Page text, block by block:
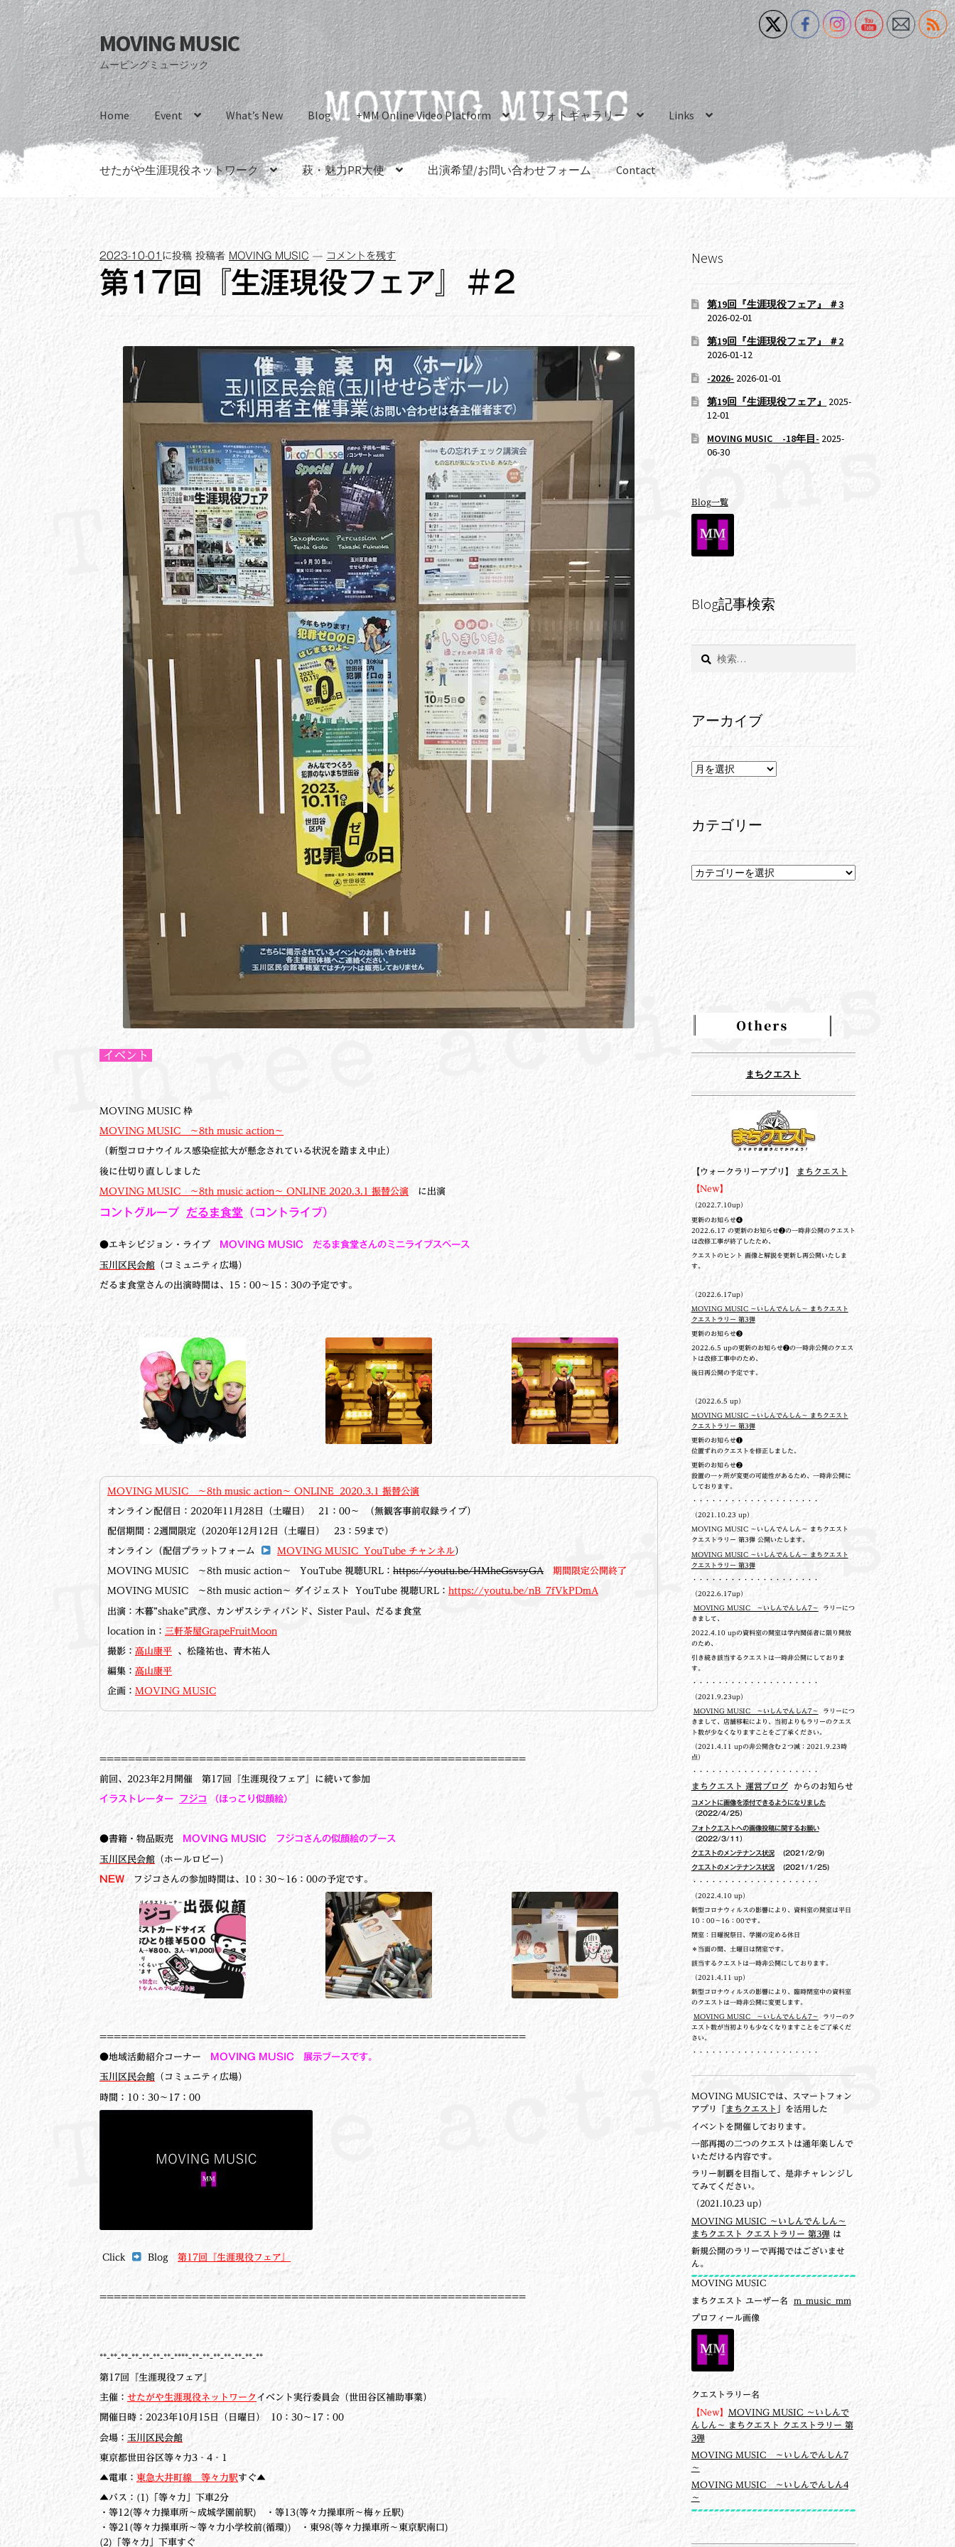
ナ
ビ
ゲ
ー
シ
ョ
ン
ス
コ
ン
テ
ン
ツ
へ
ス
ッ
MOVING MUSIC
ムービングミュージック
Home Event What’s New Blog +MM Online Video Platform フォトギャラリー Links
せたがや生涯現役ネットワーク 萩・魅力PR大使 出演希望/お問い合わせフォーム Contact
2023-10-01 に投稿 投稿者 MOVING MUSIC — コメントを残す
第17回『生涯現役フェア』＃2
イベント
MOVING MUSIC 枠
MOVING MUSIC ～8th music action～
（新型コロナウイルス感染症拡大が懸念されている状況を踏まえ中止）
後に仕切り直ししました
MOVING MUSIC ～8th music action～ ONLINE 2020.3.1 振替公演 に出演
コントグループ だるま食堂 （コントライブ）
●エキシビジョン・ライブ MOVING MUSIC だるま食堂さんのミニライブスペース
玉川区民会館 （ コミュニティ広場）
だるま食堂さんの出演時間は、15：00～15：30の予定です。
MOVING MUSIC ～8th music action～ ONLINE 2020.3.1 振替公演
オンライン配信日：2020年11月28日（土曜日） 21：00～ （無観客事前収録ライブ）
配信期間：2週間限定（2020年12月12日（土曜日） 23：59まで）
オンライン（配信プラットフォーム MOVING MUSIC YouTube チャンネル）
MOVING MUSIC ～8th music action～ YouTube 視聴URL：https://youtu.be/HMheGsvsyGA 期間限定公開終了
MOVING MUSIC ～8th music action～ ダイジェスト YouTube 視聴URL：https://youtu.be/nB_7fVkPDmA
出演：木暮”shake”武彦、カンザスシティバンド、Sister Paul、だるま食堂
ⅼocation in： 三軒茶屋GrapeFruitMoon
撮影：高山康平 、松隆祐也、青木祐人
編集：高山康平
企画：MOVING MUSIC
============================================================
前回、2023年2月開催 第17回『生涯現役フェア』に続いて参加
イラストレーター フジコ （ほっこり似顔絵）
●書籍・物品販売 MOVING MUSIC フジコさんの似顔絵のブース
玉川区民会館 （ホールロビー）
NEW フジコさんの参加時間は、10：30～16：00の予定です。
============================================================
●地域活動紹介コーナー MOVING MUSIC 展示ブースです。
玉川区民会館 （コミュニティ広場）
時間：10：30～17：00
Click Blog第17回『生涯現役フェア』
============================================================
**-**-**-**-**-**-**-****-**-**-**-**-**-**-**
第17回『生涯現役フェア』
主催：せたがや生涯現役ネットワーク イベント実行委員会（世田谷区補助事業）
開催日時：2023年10月15日（日曜日） 10：30～17：00
会場： 玉川区民会館
東京都世田谷区等々力3‐4‐1
▲電車：東急大井町線 等々力駅すぐ▲
▲バス：(1)「等々力」下車2分
・等12(等々力操車所～成城学園前駅) ・等13(等々力操車所～梅ヶ丘駅)
・等21(等々力操車所～等々力小学校前(循環)) ・東98(等々力操車所～東京駅南口)
(2)「等々力」下車すぐ
News
第19回『生涯現役フェア』 ＃3
2026-02-01
第19回『生涯現役フェア』 ＃2
2026-01-12
-2026- 2026-01-01
第19回『生涯現役フェア』
2025-
12-01
MOVING MUSIC -18年目- 2025-
06-30
Blog一覧
Blog記事検索
アーカイブ
ア
ブ
カテゴリー
カ
ー
まちクエスト
【ウォークラリーアプリ】 まちクエスト
【New】
（2022.7.10up）
更新のお知らせ❹
2022.6.17 の更新のお知らせ❷の一時非公開のクエスト
は改修工事が終了したため、
クエストのヒント 画像と解説を更新し再公開いたしま
す。
（2022.6.17up）
MOVING MUSIC ～いしんでんしん～ まちクエスト
クエストラリー 第3弾
更新のお知らせ❸
2022.6.5 upの更新のお知らせ❷の一時非公開のクエス
トは改修工事中のため、
後日再公開の予定です。
（2022.6.5 up）
MOVING MUSIC ～いしんでんしん～ まちクエスト
クエストラリー 第3弾
更新のお知らせ❶
位置ずれのクエストを修正しました。
更新のお知らせ❷
設置の一ヶ所が変更の可能性があるため、一時非公開に
しております。
・・・・・・・・・・・・・・・・・・・・
（2021.10.23 up）
MOVING MUSIC ～いしんでんしん～ まちクエスト
クエストラリー 第3弾 公開いたします。
MOVING MUSIC ～いしんでんしん～ まちクエスト
クエストラリー 第3弾
・・・・・・・・・・・・・・・・・・・・
（2022.6.17up）
MOVING MUSIC ～いしんでんしん7～ ラリーにつ
きまして、
2022.4.10 upの資料室の開室は学内関係者に限り開放
のため、
引き続き該当するクエストは一時非公開にしておりま
す。
・・・・・・・・・・・・・・・・・・・・
（2021.9.23up）
MOVING MUSIC ～いしんでんしん7～ ラリーにつ
きまして、店舗移転により、当初よりもラリーのクエス
ト数が少なくなりますことをご了承ください。
（2021.4.11 upの非公開含む２つ減：2021.9.23時
点）
・・・・・・・・・・・・・・・・・・・・
まちクエスト 運営ブログからのお知らせ
コメントに画像を添付できるようになりました
（2022/4/25）
フォトクエストへの画像投稿に関するお願い
（2022/3/11）
クエストのメンテナンス状況(2021/2/9)
クエストのメンテナンス状況(2021/1/25)
・・・・・・・・・・・・・・・・・・・・
（2022.4.10 up）
新型コロナウィルスの影響により、資料室の開室は平日
10：00～16：00です。
閉室：日曜祝祭日、学園の定める休日
＊当面の間、土曜日は閉室です。
該当するクエストは一時非公開にしております。
（2021.4.11 up）
新型コロナウィルスの影響により、臨時閉室中の資料室
のクエストは一時非公開に変更します。
MOVING MUSIC ～いしんでんしん7～ ラリーのク
エスト数が当初よりも少なくなりますことをご了承くだ
さい。
・・・・・・・・・・・・・・・・・・・・
MOVING MUSICでは、スマートフォン
アプリ「
まちクエスト 」を活用した
イベントを開催しております。
一部再掲の二つのクエストは通年楽しんで
いただける内容です。
ラリー制覇を目指して、是非チャレンジし
てみてください。
（2021.10.23 up）
MOVING MUSIC ～いしんでんしん～
まちクエスト クエストラリー 第3弾は
新規公開のラリーで再掲ではございませ
ん。
MOVING MUSIC
まちクエスト ユーザー名 m_music_mm
プロフィール画像
クエストラリー名
【New】 MOVING MUSIC ～いしんで
んしん～ まちクエスト クエストラリー 第
3弾
MOVING MUSIC ～いしんでんしん7
～
MOVING MUSIC ～いしんでんしん4
～